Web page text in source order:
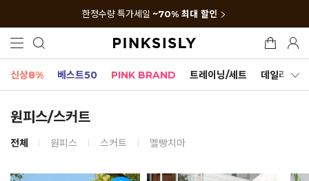
한정수량 특가세일 ~70% 최대 할인
신상8% 베스트50 PINK BRAND 트레이닝/세트 데일리세트
원피스/스커트
전체 원피스 스커트 멜빵치마